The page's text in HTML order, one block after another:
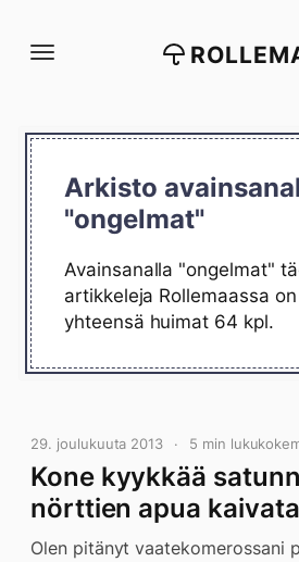
suoraan
Arkisto
"ongelmat"
Avainsanalla "ongelmat"
artikkeleja Rollemaassa
yhteensä huimat 64 kpl.
29. joulukuuta 2013 5 min
Kone kyykkää
nörttien apua
Olen pitänyt vaatekomerossani